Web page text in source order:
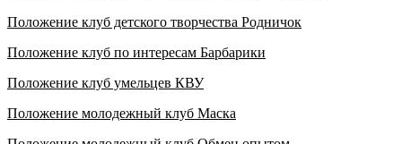
Положение клуб детского творчества Родничок
Положение клуб по интересам Барбарики
Положение клуб умельцев КВУ
Положение молодежный клуб Маска